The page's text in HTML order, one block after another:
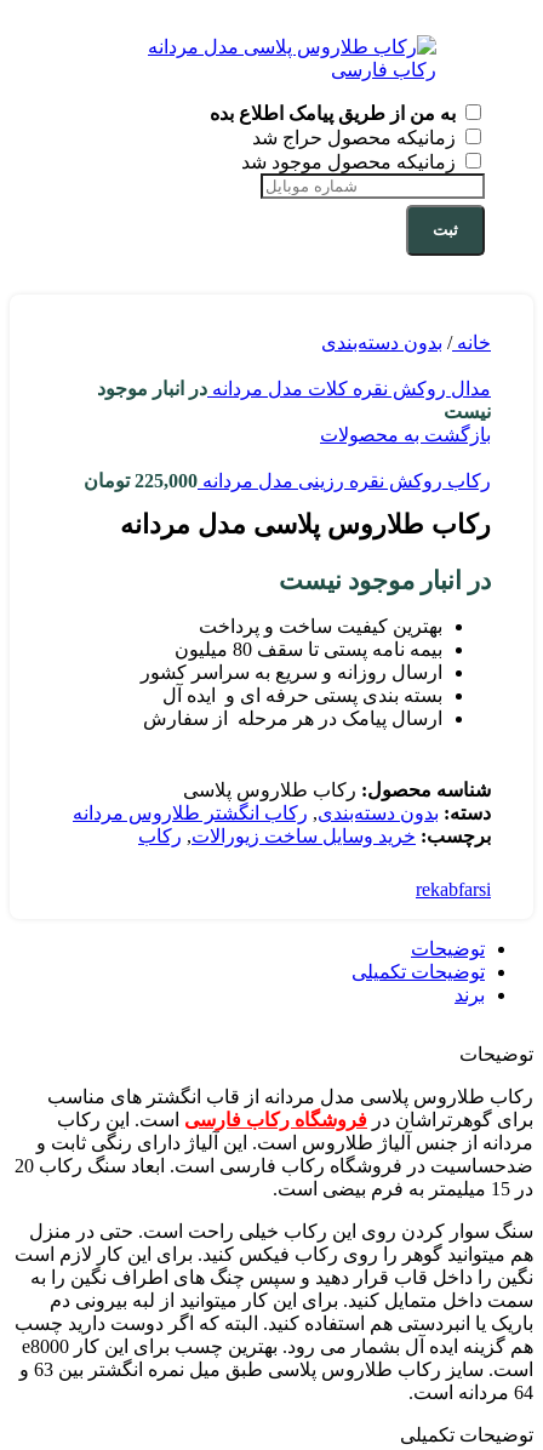
به من از طریق پیامک اطلاع بده
زمانیکه محصول حراج شد
زمانیکه محصول موجود شد
ثبت
خانه/ بدون دسته‌بندی
مدال روکش نقره کلات مدل مردانه در انبار موجود
نیست
بازگشت به محصولات
رکاب روکش نقره رزینی مدل مردانه 225,000 تومان
رکاب طلاروس پلاسی مدل مردانه
در انبار موجود نیست
بهترین کیفیت ساخت و پرداخت
بیمه نامه پستی تا سقف 80 میلیون
ارسال روزانه و سریع به سراسر کشور
بسته بندی پستی حرفه ای و ایده آل
ارسال پیامک در هر مرحله از سفارش
شناسه محصول: رکاب طلاروس پلاسی
دسته: بدون دسته‌بندی, رکاب انگشتر طلاروس مردانه
برچسب: خرید وسایل ساخت زیورالات, رکاب
rekabfarsi
توضیحات
توضیحات تکمیلی
برند
توضیحات
رکاب طلاروس پلاسی مدل مردانه از قاب انگشتر های مناسب
برای گوهرتراشان در فروشگاه رکاب فارسی است. این رکاب
مردانه از جنس آلیاژ طلاروس است. این آلیاژ دارای رنگی ثابت و
ضدحساسیت در فروشگاه رکاب فارسی است. ابعاد سنگ رکاب 20
در 15 میلیمتر به فرم بیضی است.
سنگ سوار کردن روی این رکاب خیلی راحت است. حتی در منزل
هم میتوانید گوهر را روی رکاب فیکس کنید. برای این کار لازم است
نگین را داخل قاب قرار دهید و سپس چنگ های اطراف نگین را به
سمت داخل متمایل کنید. برای این کار میتوانید از لبه بیرونی دم
باریک یا انبردستی هم استفاده کنید. البته که اگر دوست دارید چسب
هم گزینه ایده آل بشمار می رود. بهترین چسب برای این کار e8000
است. سایز رکاب طلاروس پلاسی طبق میل نمره انگشتر بین 63 و
64 مردانه است.
توضیحات تکمیلی